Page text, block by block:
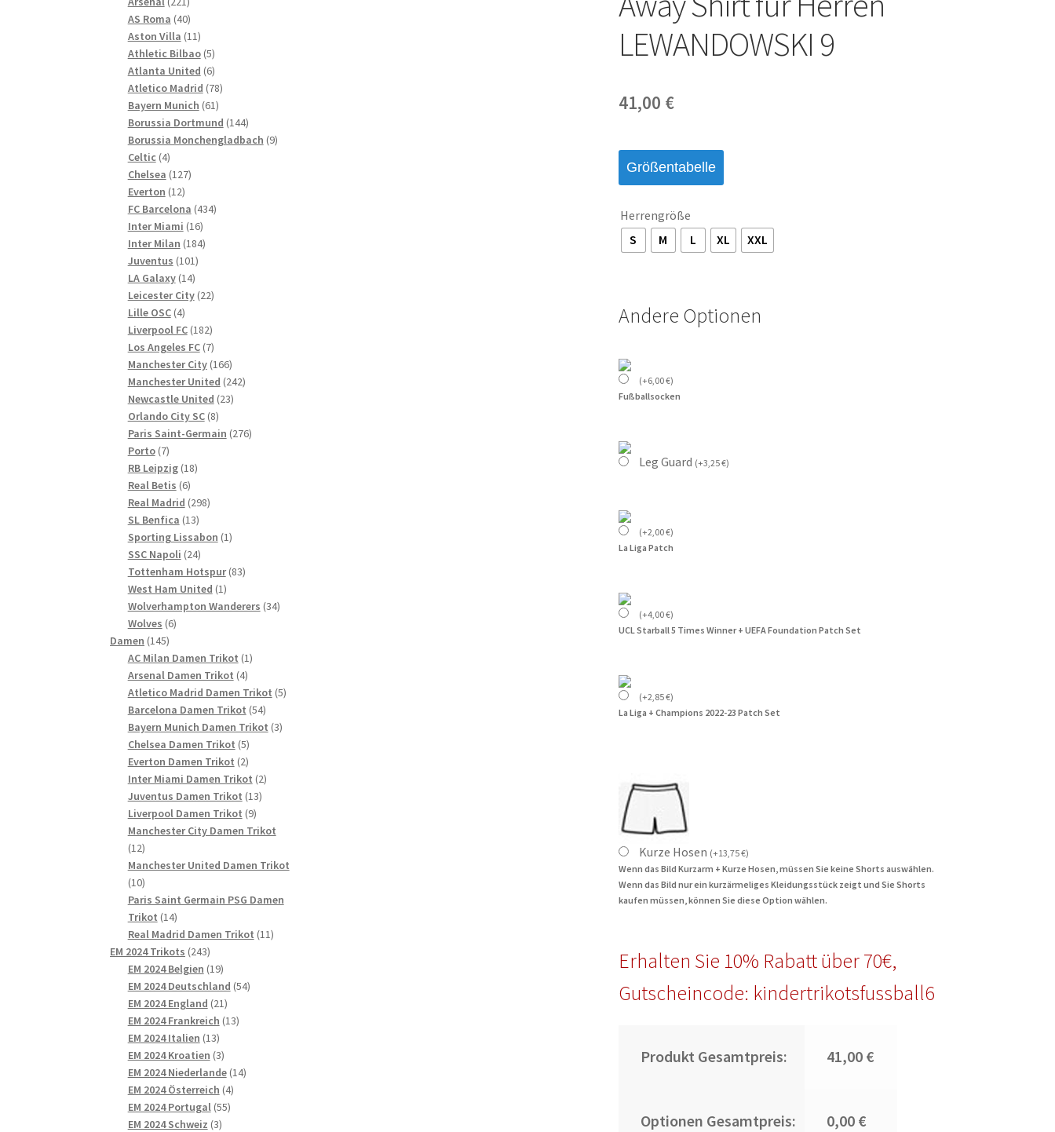
LEWANDOWSKI 9
41,00 €
Größentabelle
Herrengröße
S
M L XL XXL
Andere Optionen
(+6,00€)
Fußballsocken
Leg Guard (+3,25€)
(+2,00€)
La Liga Patch
(+4,00€)
UCL Starball 5 Times Winner + UEFA Foundation Patch Set
(+2,85€)
La Liga + Champions 2022-23 Patch Set
Kurze Hosen (+13,75€)
Wenn das Bild Kurzarm + Kurze Hosen, müssen Sie keine Shorts auswählen.
Wenn das Bild nur ein kurzärmeliges Kleidungsstück zeigt und Sie Shorts
kaufen müssen, können Sie diese Option wählen.
Erhalten Sie 10% Rabatt über 70€,
Gutscheincode: kindertrikotsfussball6
Produkt Gesamtpreis: 41,00 €
Optionen Gesamtpreis: 0,00 €
Produkte
AS Roma 4040
Produkte
Aston Villa 1111
Produkte
Athletic Bilbao 55
Produkte
Atlanta United 66
Produkte
Atletico Madrid 7878
Bayern Munich 6161
Produkte
Borussia Dortmund 144144
Produkte
Borussia Monchengladbach 99
Celtic 44
Produkte
Chelsea 127127
Everton 1212
Produkte
FC Barcelona 434434
Inter Miami 1616
Produkte
Inter Milan 184184
Juventus 101101
Produkte
LA Galaxy 1414
Produkte
Leicester City 2222
Lille OSC 44
Produkte
Liverpool FC 182182
Produkte
Los Angeles FC 77
Produkte
Manchester City 166166
Produkte
Manchester United 242242
Newcastle United 2323
Orlando City SC 88
Produkte
Paris Saint-Germain 276276
Porto 77
Produkte
RB Leipzig 1818
Real Betis 66
Produkte
Real Madrid 298298
SL Benfica 1313
Produkte
Sporting Lissabon 11
SSC Napoli 2424
Produkte
Tottenham Hotspur 8383
West Ham United 11
Produkt
Wolverhampton Wanderers 3434
Wolves 66
Damen 145145
Produkte
AC Milan Damen Trikot 11
Arsenal Damen Trikot 44
Produkte
Atletico Madrid Damen Trikot 55
Barcelona Damen Trikot 5454
Produkte
Bayern Munich Damen Trikot 33
Chelsea Damen Trikot 55
Produkte
Everton Damen Trikot 22
Produkte
Inter Miami Damen Trikot 22
Juventus Damen Trikot 1313
Liverpool Damen Trikot 99
Produkte
Manchester City Damen Trikot
1212
Produkte
Manchester United Damen Trikot
1010
Produkte
Paris Saint Germain PSG Damen
Trikot 1414
Produkte
Real Madrid Damen Trikot 1111
EM 2024 Trikots 243243
Produkte
EM 2024 Belgien 1919
Produkte
EM 2024 Deutschland 5454
EM 2024 England 2121
Produkte
EM 2024 Frankreich 1313
EM 2024 Italien 1313
Produkte
EM 2024 Kroatien 33
Produkte
EM 2024 Niederlande 1414
EM 2024 Österreich 44
Produkte
EM 2024 Portugal 5555
EM 2024 Schweiz 33